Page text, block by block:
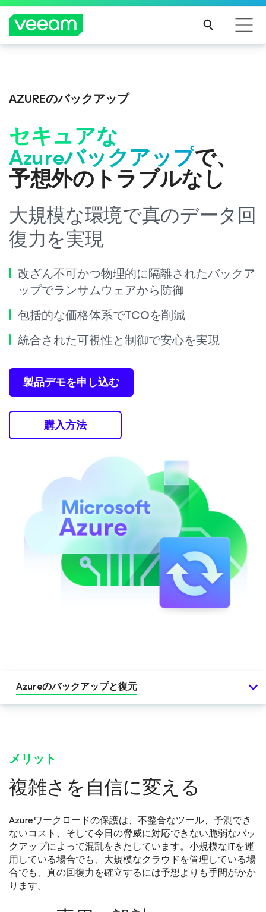
続き
む
ットフォーム。フルコントロール。
今すぐ詳細を見る
AZUREのバックアップ
セキュアな
Azureバックアップで、
予想外のトラブルなし
大規模な環境で真のデータ回
復力を実現
改ざん不可かつ物理的に隔離されたバックア
ップでランサムウェアから防御
包括的な価格体系でTCOを削減
統合された可視性と制御で安心を実現
製品デモを申し込む
購入方法
Azureのバックアップと復元
メリット
複雑さを自信に変える
Azureワークロードの保護は、不整合なツール、予測でき
ないコスト、そして今日の脅威に対応できない脆弱なバッ
クアップによって混乱をきたしています。小規模なITを運
用している場合でも、大規模なクラウドを管理している場
合でも、真の回復力を確立するには予想よりも手間がかか
ります。